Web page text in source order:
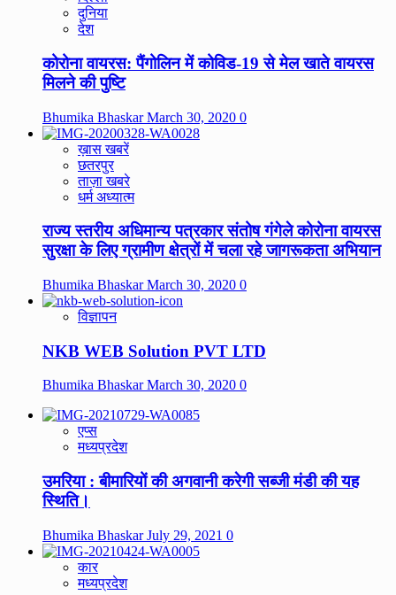
दुनिया
देश
कोरोना वायरस: पैंगोलिन में कोविड-19 से मेल खाते वायरस
मिलने की पुष्टि
Bhumika BhaskarMarch 30, 2020 0
ख़ास खबरें
छतरपुर
ताज़ा खबरे
धर्म अध्यात्म
राज्य स्तरीय अधिमान्य पत्रकार संतोष गंगेले कोरोना वायरस
सुरक्षा के लिए ग्रामीण क्षेत्रों में चला रहे जागरूकता अभियान
Bhumika BhaskarMarch 30, 2020 0
विज्ञापन
NKB WEB Solution PVT LTD
Bhumika BhaskarMarch 30, 2020 0
एप्स
मध्यप्रदेश
उमरिया : बीमारियों की अगवानी करेगी सब्जी मंडी की यह
स्थिति।
Bhumika BhaskarJuly 29, 2021 0
कार
मध्यप्रदेश